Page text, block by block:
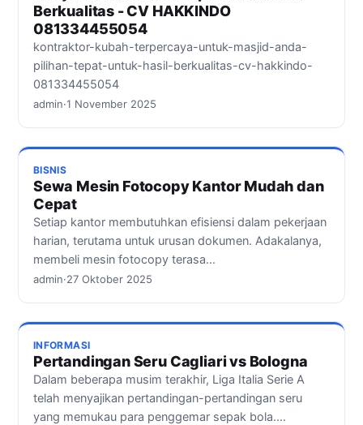
Berkualitas - CV HAKKINDO
081334455054
kontraktor-kubah-terpercaya-untuk-masjid-anda-
pilihan-tepat-untuk-hasil-berkualitas-cv-hakkindo-
081334455054
admin·1 November 2025
BISNIS
Sewa Mesin Fotocopy Kantor Mudah dan
Cepat
Setiap kantor membutuhkan efisiensi dalam pekerjaan
harian, terutama untuk urusan dokumen. Adakalanya,
membeli mesin fotocopy terasa…
admin·27 Oktober 2025
INFORMASI
Pertandingan Seru Cagliari vs Bologna
Dalam beberapa musim terakhir, Liga Italia Serie A
telah menyajikan pertandingan-pertandingan seru
yang memukau para penggemar sepak bola.…